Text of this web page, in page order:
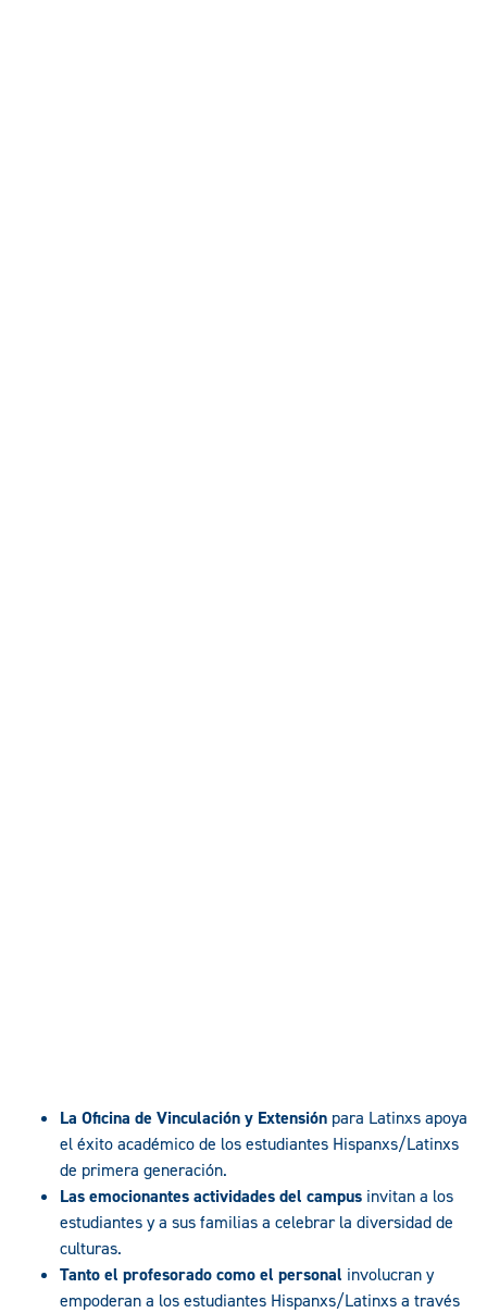
La Oficina de Vinculación y Extensión para Latinxs apoya
el éxito académico de los estudiantes Hispanxs/Latinxs
de primera generación.
Las emocionantes actividades del campus invitan a los
estudiantes y a sus familias a celebrar la diversidad de
culturas.
Tanto el profesorado como el personal involucran y
empoderan a los estudiantes Hispanxs/Latinxs a través